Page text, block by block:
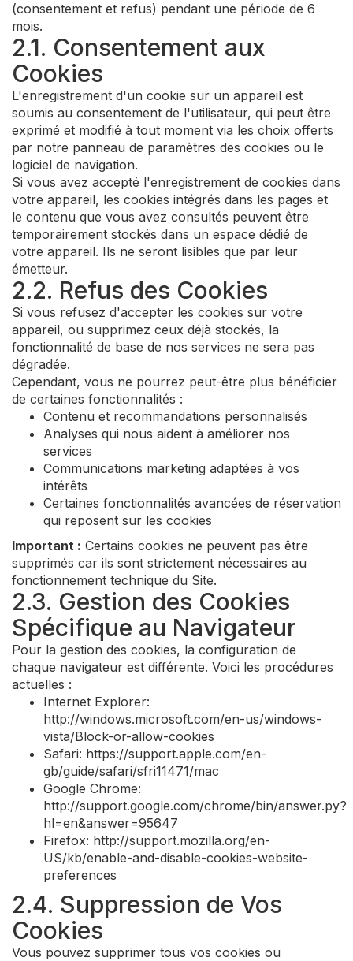
(consentement et refus) pendant une période de 6
mois.
2.1. Consentement aux
Cookies
L'enregistrement d'un cookie sur un appareil est
soumis au consentement de l'utilisateur, qui peut être
exprimé et modifié à tout moment via les choix offerts
par notre panneau de paramètres des cookies ou le
logiciel de navigation.
Si vous avez accepté l'enregistrement de cookies dans
votre appareil, les cookies intégrés dans les pages et
le contenu que vous avez consultés peuvent être
temporairement stockés dans un espace dédié de
votre appareil. Ils ne seront lisibles que par leur
émetteur.
2.2. Refus des Cookies
Si vous refusez d'accepter les cookies sur votre
appareil, ou supprimez ceux déjà stockés, la
fonctionnalité de base de nos services ne sera pas
dégradée.
Cependant, vous ne pourrez peut-être plus bénéficier
de certaines fonctionnalités :
Contenu et recommandations personnalisés
Analyses qui nous aident à améliorer nos
services
Communications marketing adaptées à vos
intérêts
Certaines fonctionnalités avancées de réservation
qui reposent sur les cookies
Important : Certains cookies ne peuvent pas être
supprimés car ils sont strictement nécessaires au
fonctionnement technique du Site.
2.3. Gestion des Cookies
Spécifique au Navigateur
Pour la gestion des cookies, la configuration de
chaque navigateur est différente. Voici les procédures
actuelles :
Internet Explorer:
http://windows.microsoft.com/en-us/windows-
vista/Block-or-allow-cookies
Safari: https://support.apple.com/en-
gb/guide/safari/sfri11471/mac
Google Chrome:
http://support.google.com/chrome/bin/answer.py?
hl=en&answer=95647
Firefox: http://support.mozilla.org/en-
US/kb/enable-and-disable-cookies-website-
preferences
2.4. Suppression de Vos
Cookies
Vous pouvez supprimer tous vos cookies ou